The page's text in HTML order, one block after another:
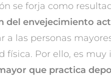
se forja como
del envejecimiento
a las personas
física. Por ello, es
que practica